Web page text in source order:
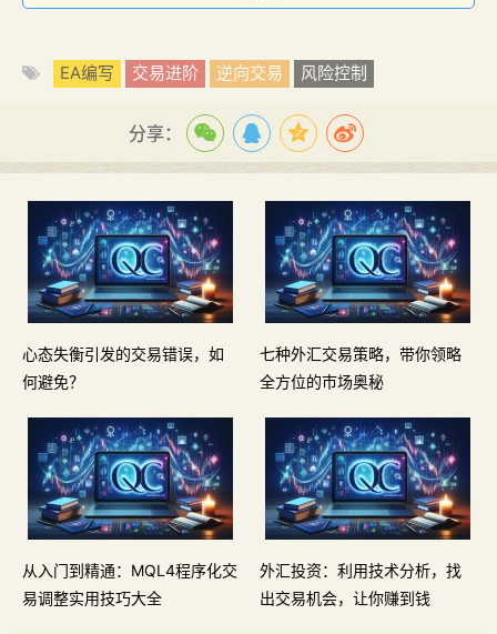
EA编写 交易进阶 逆向交易 风险控制
分享：
心态失衡引发的交易错误，如
何避免？
七种外汇交易策略，带你领略
全方位的市场奥秘
从入门到精通：MQL4程序化交
易调整实用技巧大全
外汇投资：利用技术分析，找
出交易机会，让你赚到钱